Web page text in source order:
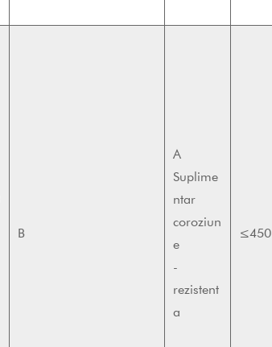
B
A
Suplime
ntar
coroziun
e
-
rezistent
a
≤450